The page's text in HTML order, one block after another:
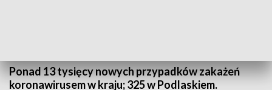
Ponad 13 tysięcy nowych przypadków zakażeń
koronawirusem w kraju; 325 w Podlaskiem.